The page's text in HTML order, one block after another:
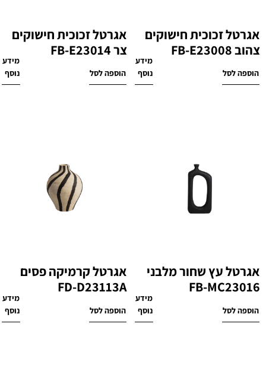
אגרטל זכוכית חישוקים
צהוב FB-E23008
₪160
הוספה לסל
מידע
נוסף
אגרטל זכוכית חישוקים
צר FB-E23014
₪260
הוספה לסל
מידע
נוסף
אגרטל עץ שחור מלבני
FB-MC23016
₪260
הוספה לסל
מידע
נוסף
אגרטל קרמיקה פסים
FD-D23113A
₪320
הוספה לסל
מידע
נוסף